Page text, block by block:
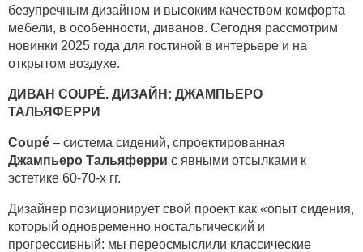
безупречным дизайном и высоким качеством комфорта
мебели, в особенности, диванов. Сегодня рассмотрим
новинки 2025 года для гостиной в интерьере и на
открытом воздухе.
ДИВАН COUP É. ДИЗАЙН: ДЖАМПЬЕРО
ТАЛЬЯФЕРРИ
Coupé – система сидений, спроектированная
Джампьеро Тальяферри с явными отсылками к
эстетике 60-70-х гг.
Дизайнер позиционирует свой проект как «опыт сидения,
который одновременно ностальгический и
прогрессивный: мы переосмыслили классические